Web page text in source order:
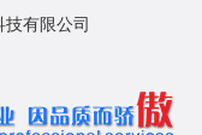
有限公司